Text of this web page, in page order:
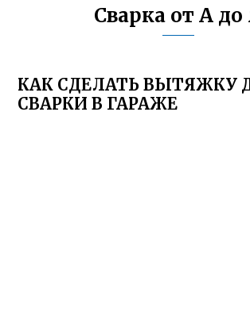
Сварка от А до
КАК СДЕЛАТЬ ВЫТЯЖКУ
СВАРКИ В ГАРАЖЕ